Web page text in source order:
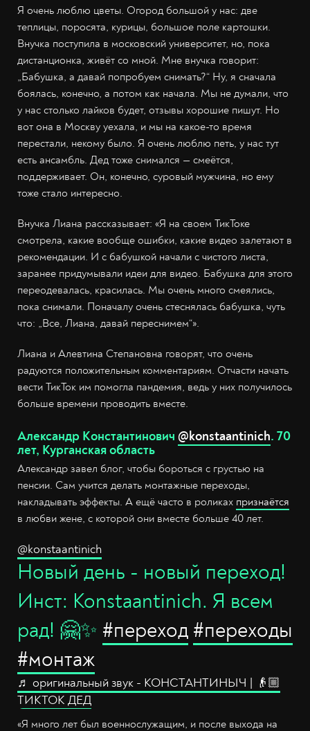
Я очень люблю цветы. Огород большой у нас: две
теплицы, поросята, курицы, большое поле картошки.
Внучка поступила в московский университет, но, пока
дистанционка, живёт со мной. Мне внучка говорит:
„Бабушка, а давай попробуем снимать?“ Ну, я сначала
боялась, конечно, а потом как начала. Мы не думали, что
у нас столько лайков будет, отзывы хорошие пишут. Но
вот она в Москву уехала, и мы на какое-то время
перестали, некому было. Я очень люблю петь, у нас тут
есть ансамбль. Дед тоже снимался — смеётся,
поддерживает. Он, конечно, суровый мужчина, но ему
тоже стало интересно.
Внучка Лиана рассказывает: «Я на своем ТикТоке
смотрела, какие вообще ошибки, какие видео залетают в
рекомендации. И с бабушкой начали с чистого листа,
заранее придумывали идеи для видео. Бабушка для этого
переодевалась, красилась. Мы очень много смеялись,
пока снимали. Поначалу очень стеснялась бабушка, чуть
что: „Все, Лиана, давай переснимем“».
Лиана и Алевтина Степановна говорят, что очень
радуются положительным комментариям. Отчасти начать
вести ТикТок им помогла пандемия, ведь у них получилось
больше времени проводить вместе.
Александр Константинович @konstaantinich. 70
лет, Курганская область
Александр завел блог, чтобы бороться с грустью на
пенсии. Сам учится делать монтажные переходы,
накладывать эффекты. А ещё часто в роликах признаётся
в любви жене, с которой они вместе больше 40 лет.
@konstaantinich
Новый день - новый переход!
Инст: Konstaantinich. Я всем
рад! 🤗✨ #переход #переходы
#монтаж
♬ оригинальный звук - КОНСТАНТИНЫЧ | 👴🏼
ТИКТОК ДЕД
«Я много лет был военнослужащим, и после выхода на